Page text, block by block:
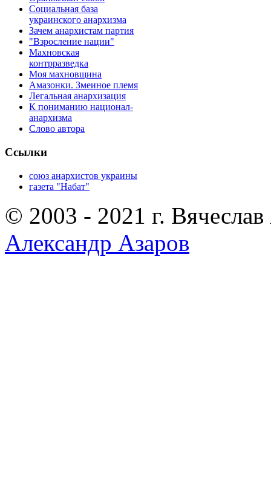
Социальная база
украинского анархизма
Зачем анархистам партия
"Взросление нации"
Махновская
контрразведка
Моя махновщина
Амазонки. Змеиное племя
Легальная анархизация
К пониманию национал-
анархизма
Слово автора
Ссылки
союз анархистов украины
газета "Набат"
© 2003 - 2021 г.
Александр Азаров